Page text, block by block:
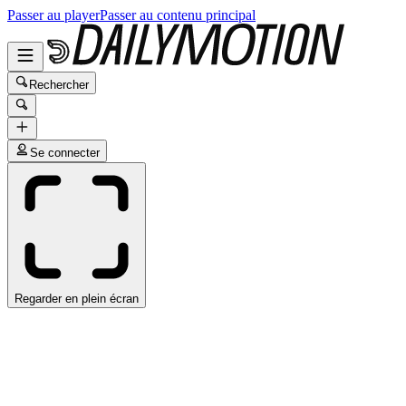
Passer au playerPasser au contenu principal
Rechercher
Se connecter
Regarder en plein écran